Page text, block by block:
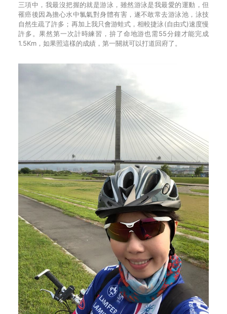
三項中，我最沒把握的就是游泳，雖然游泳是我最愛的運動，但
罹癌後因為擔心水中氯氣對身體有害，遂不敢常去游泳池，泳技
自然生疏了許多；再加上我只會游蛙式，相較捷泳(自由式)速度慢
許多。果然第一次計時練習，拚了命地游也需55分鐘才能完成
1.5Km，如果照這樣的成績，第一關就可以打道回府了。